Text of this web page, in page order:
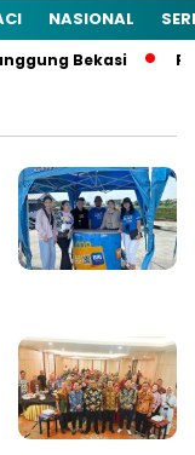
NASIONAL
Bekasi